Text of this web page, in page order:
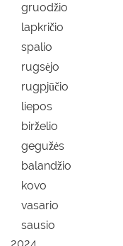
gruodžio
lapkričio
spalio
rugsėjo
rugpjūčio
liepos
birželio
gegužės
balandžio
kovo
vasario
sausio